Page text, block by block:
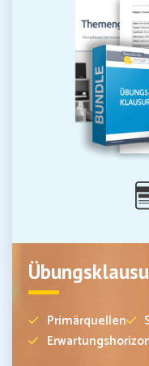
Primärquellen